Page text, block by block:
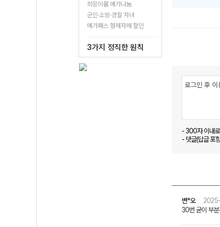
희망이룸 메가나눔
군인·소방·경찰 자녀
메가패스 형제자매 할인
3가지 정직한 원칙
- 300자 이내
- 댓글(답글 포
변*오
30번 굳이 부